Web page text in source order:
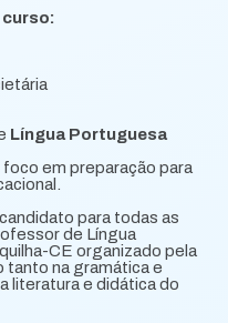
Língua Portuguesa
foco em preparação para
para todas as
de Língua
CE organizado pela
na gramática e
literatura e didática do